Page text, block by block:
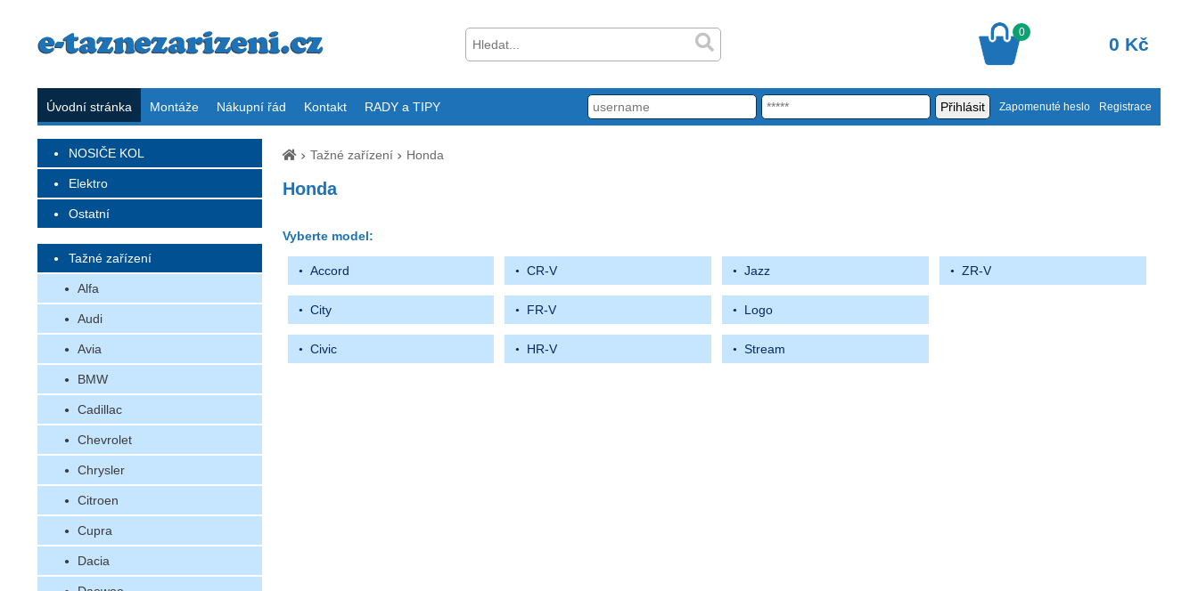
0
0 Kč
Úvodní stránka Montáže Nákupní řád Kontakt RADY a TIPY Zapomenuté heslo Registrace
NOSIČE KOL
Elektro
Ostatní
Tažné zařízení
Alfa
Audi
Avia
BMW
Cadillac
Chevrolet
Chrysler
Citroen
Cupra
Dacia
Tažné zařízení Honda
Honda
Vyberte model:
Accord
City
Civic
CR-V
FR-V
HR-V
Jazz
Logo
Stream
ZR-V